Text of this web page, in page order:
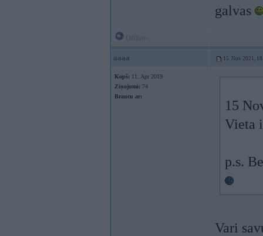
galvas
aaaa 15. Nov 2021,
Kopš: 11. Apr 2019
Ziņojumi: 74
Braucu ar:
15
Vieta
p.s.
Vari